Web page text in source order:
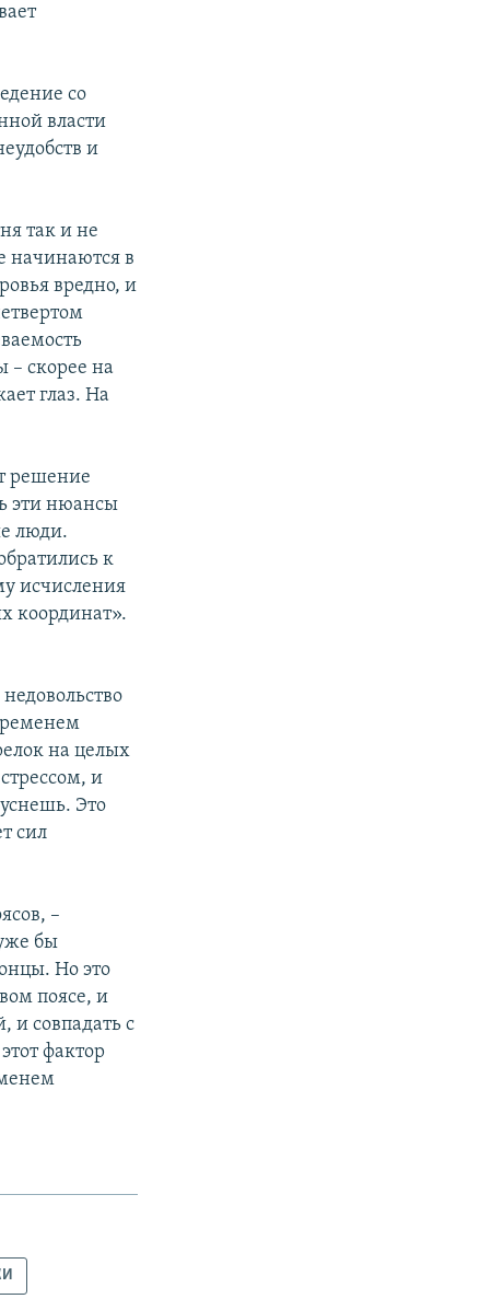
со
власти
и
так и не
начинаются в
вредно, и
– скорее на
глаз. На
решение
эти нюансы
люди.
к
исчисления
координат».
на целых
и
Это
сил
–
бы
Но это
поясе, и
и совпадать с
фактор